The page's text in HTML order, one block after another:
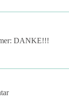
DANKE!!!